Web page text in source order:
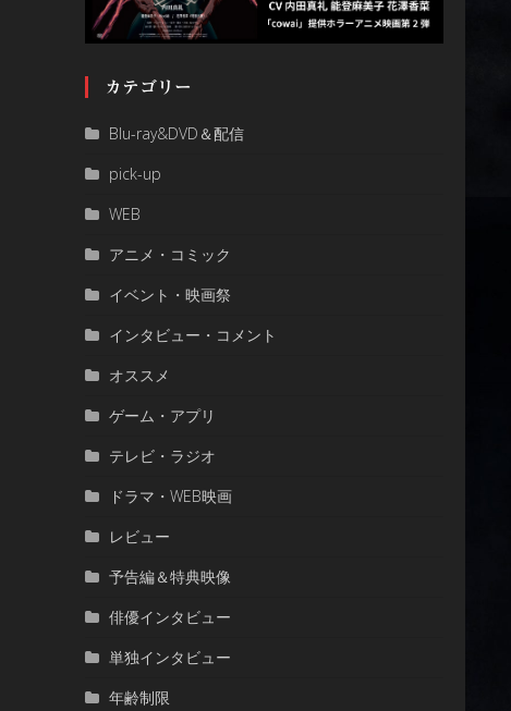
カテゴリー
Blu-ray&DVD＆配信
pick-up
WEB
アニメ・コミック
イベント・映画祭
インタビュー・コメント
オススメ
ゲーム・アプリ
テレビ・ラジオ
ドラマ・WEB映画
レビュー
予告編＆特典映像
俳優インタビュー
単独インタビュー
年齢制限